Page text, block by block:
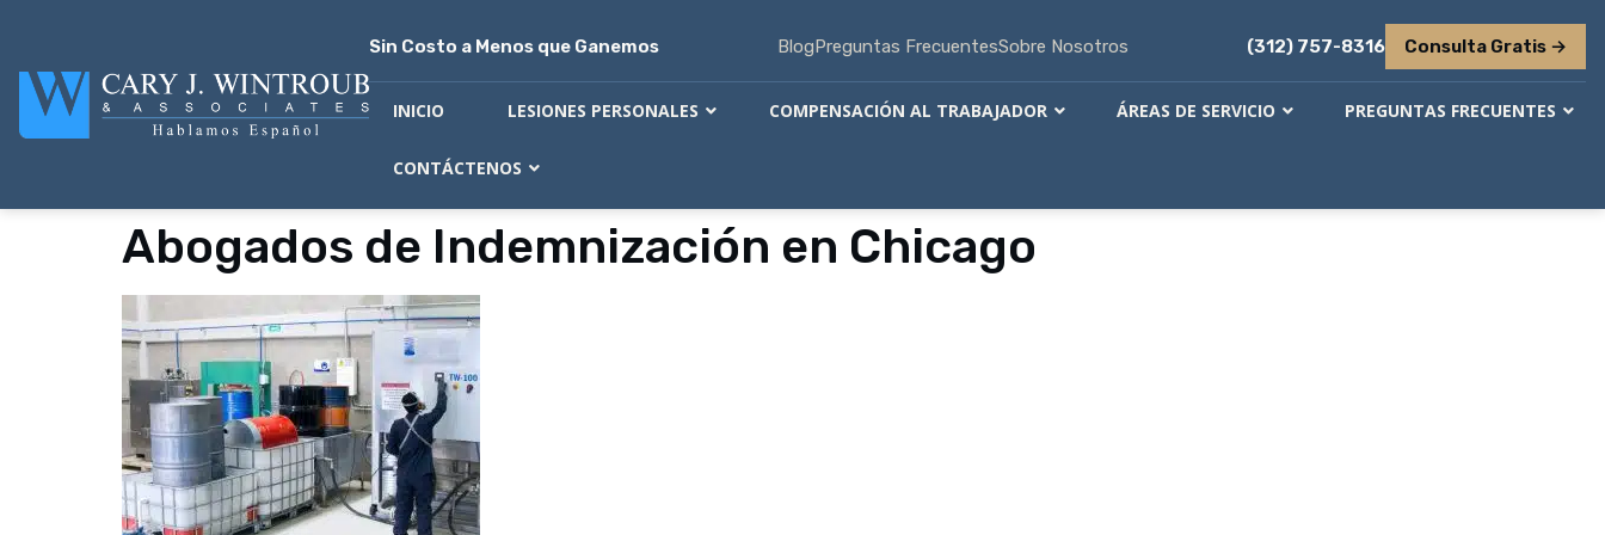
Sin Costo a Menos que Ganemos BlogPreguntas FrecuentesSobre Nosotros (312) 757-8316 Consulta Gratis →
INICIO LESIONES PERSONALES COMPENSACIÓN AL TRABAJADOR ÁREAS DE SERVICIO PREGUNTAS FRECUENTES
CONTÁCTENOS
Abogados de Indemnización en Chicago